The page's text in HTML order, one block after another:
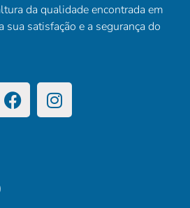
da qualidade encontrada em
sua satisfação e a segurança do